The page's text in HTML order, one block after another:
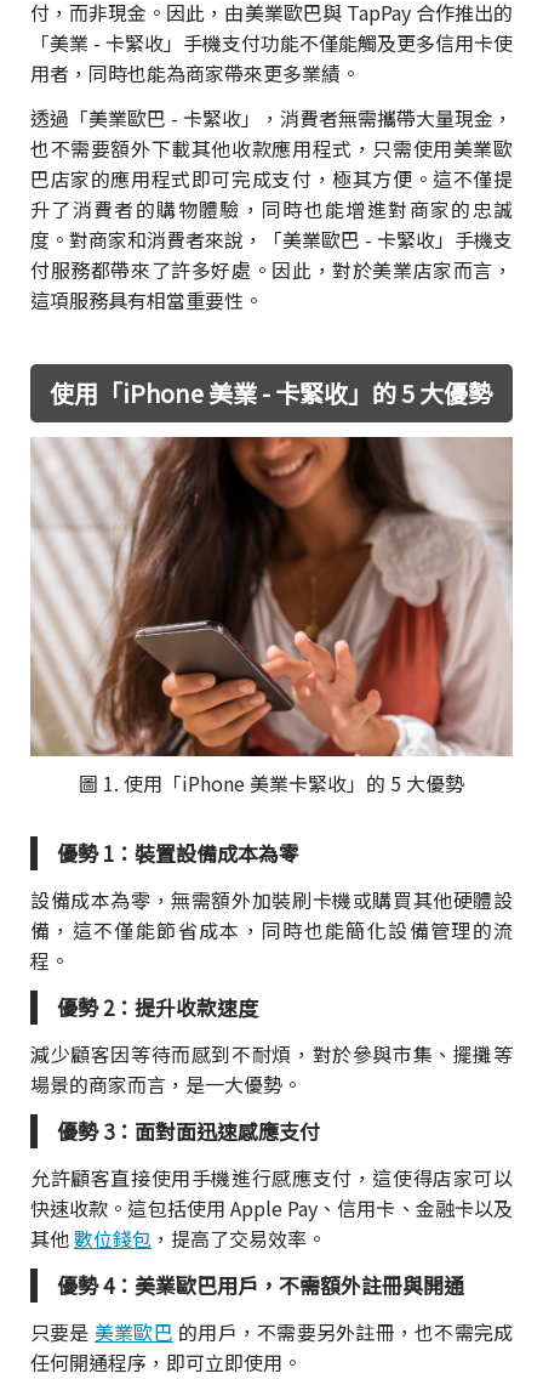
付，而非現金。因此，由美業歐巴與 TapPay 合作推出的
「美業 - 卡緊收」手機支付功能不僅能觸及更多信用卡使
用者，同時也能為商家帶來更多業績。
透過「美業歐巴 - 卡緊收」，消費者無需攜帶大量現金，
也不需要額外下載其他收款應用程式，只需使用美業歐
巴店家的應用程式即可完成支付，極其方便。這不僅提
升了消費者的購物體驗，同時也能增進對商家的忠誠
度。對商家和消費者來說，「美業歐巴 - 卡緊收」手機支
付服務都帶來了許多好處。因此，對於美業店家而言，
這項服務具有相當重要性。
使用「iPhone 美業 - 卡緊收」的 5 大優勢
圖 1. 使用「iPhone 美業卡緊收」的 5 大優勢
優勢 1：裝置設備成本為零
設備成本為零，無需額外加裝刷卡機或購買其他硬體設
備，這不僅能節省成本，同時也能簡化設備管理的流
程。
優勢 2：提升收款速度
減少顧客因等待而感到不耐煩，對於參與市集、擺攤等
場景的商家而言，是一大優勢。
優勢 3：面對面迅速感應支付
允許顧客直接使用手機進行感應支付，這使得店家可以
快速收款。這包括使用 Apple Pay、信用卡、金融卡以及
其他數位錢包 ，提高了交易效率。
優勢 4：美業歐巴用戶，不需額外註冊與開通
只要是 美業歐巴 的用戶，不需要另外註冊，也不需完成
任何開通程序，即可立即使用。